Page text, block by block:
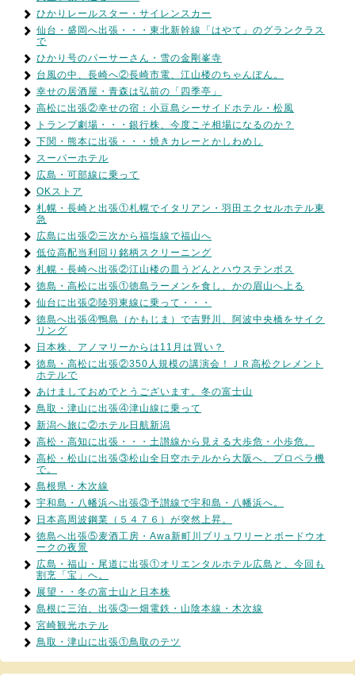
ひかりレールスター・サイレンスカー
仙台・盛岡へ出張・・・東北新幹線「はやて」のグランクラス
で
ひかり号のパーサーさん・雪の金剛峯寺
台風の中、長崎へ②長崎市電、江山楼のちゃんぽん。
幸せの居酒屋・青森は弘前の「四季亭」
高松に出張②幸せの宿：小豆島シーサイドホテル・松風
トランプ劇場・・・銀行株、今度こそ相場になるのか？
下関・熊本に出張・・・焼きカレーとかしわめし
スーパーホテル
広島・可部線に乗って
OKストア
札幌・長崎と出張①札幌でイタリアン・羽田エクセルホテル東
急
広島に出張②三次から福塩線で福山へ
低位高配当利回り銘柄スクリーニング
札幌・長崎へ出張②江山楼の皿うどんとハウステンボス
徳島・高松に出張①徳島ラーメンを食し、かの眉山へ上る
仙台に出張②陸羽東線に乗って・・・
徳島へ出張④鴨島（かもじま）で吉野川、阿波中央橋をサイク
リング
日本株、アノマリーからは11月は買い？
徳島・高松に出張②350人規模の講演会！ＪＲ高松クレメント
ホテルで
あけましておめでとうございます。冬の富士山
鳥取・津山に出張④津山線に乗って
新潟へ旅に②ホテル日航新潟
高松・高知に出張・・・土讃線から見える大歩危・小歩危。
高松・松山に出張③松山全日空ホテルから大阪へ、プロペラ機
で。
島根県・木次線
宇和島・八幡浜へ出張③予讃線で宇和島・八幡浜へ。
日本高周波鋼業（５４７６）が突然上昇。
徳島へ出張⑤麦酒工房・Awa新町川ブリュワリーとボードウオ
ークの夜景
広島・福山・尾道に出張①オリエンタルホテル広島と、今回も
割烹「宝」へ。
展望・・冬の富士山と日本株
島根に三泊、出張③一畑電鉄・山陰本線・木次線
宮崎観光ホテル
鳥取・津山に出張①鳥取のテツ